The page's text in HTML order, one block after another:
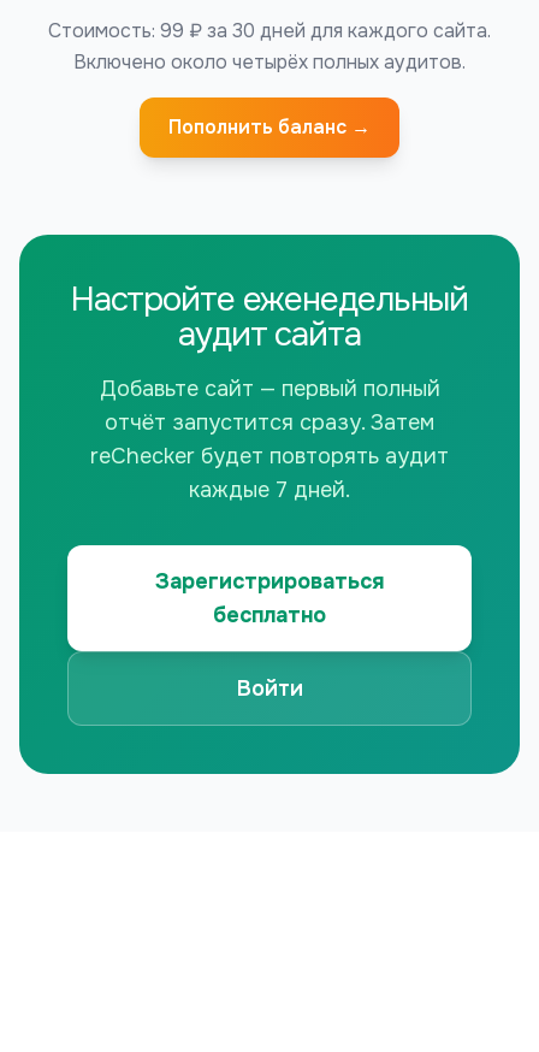
Стоимость: 99 ₽ за 30 дней для каждого сайта.
Включено около четырёх полных аудитов.
Пополнить баланс →
Настройте еженедельный
аудит сайта
Добавьте сайт — первый полный
отчёт запустится сразу. Затем
reChecker будет повторять аудит
каждые 7 дней.
Зарегистрироваться
бесплатно
Войти